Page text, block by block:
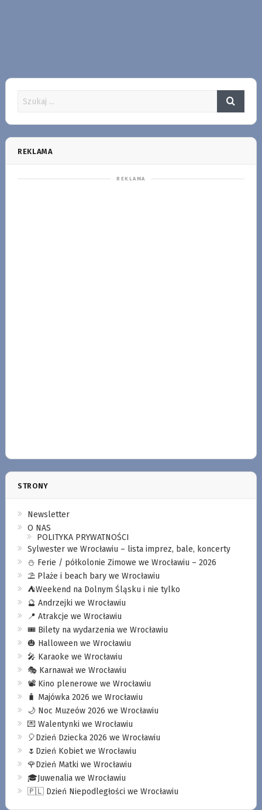
REKLAMA
STRONY
Newsletter
O NAS
POLITYKA PRYWATNOŚCI
Sylwester we Wrocławiu – lista imprez, bale, koncerty
⛄️ Ferie / półkolonie Zimowe we Wrocławiu – 2026
⛱️ Plaże i beach bary we Wrocławiu
⛺️Weekend na Dolnym Śląsku i nie tylko
🔮 Andrzejki we Wrocławiu
📍 Atrakcje we Wrocławiu
🎟️ Bilety na wydarzenia we Wrocławiu
🎃 Halloween we Wrocławiu
🎤 Karaoke we Wrocławiu
🎭 Karnawał we Wrocławiu
📽️ Kino plenerowe we Wrocławiu
🧳 Majówka 2026 we Wrocławiu
🌙 Noc Muzeów 2026 we Wrocławiu
💌 Walentynki we Wrocławiu
🎈Dzień Dziecka 2026 we Wrocławiu
🌷Dzień Kobiet we Wrocławiu
🌹Dzień Matki we Wrocławiu
🎓Juwenalia we Wrocławiu
🇵🇱 Dzień Niepodległości we Wrocławiu